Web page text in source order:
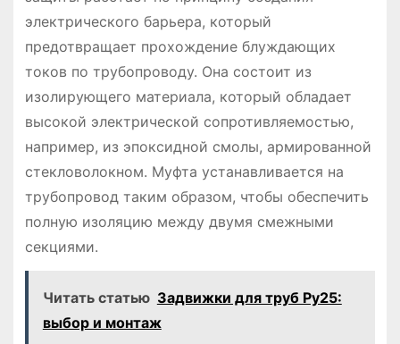
электрического барьера, который
предотвращает прохождение блуждающих
токов по трубопроводу. Она состоит из
изолирующего материала, который обладает
высокой электрической сопротивляемостью,
например, из эпоксидной смолы, армированной
стекловолокном. Муфта устанавливается на
трубопровод таким образом, чтобы обеспечить
полную изоляцию между двумя смежными
секциями.
Читать статью Задвижки для труб Ру25:
выбор и монтаж